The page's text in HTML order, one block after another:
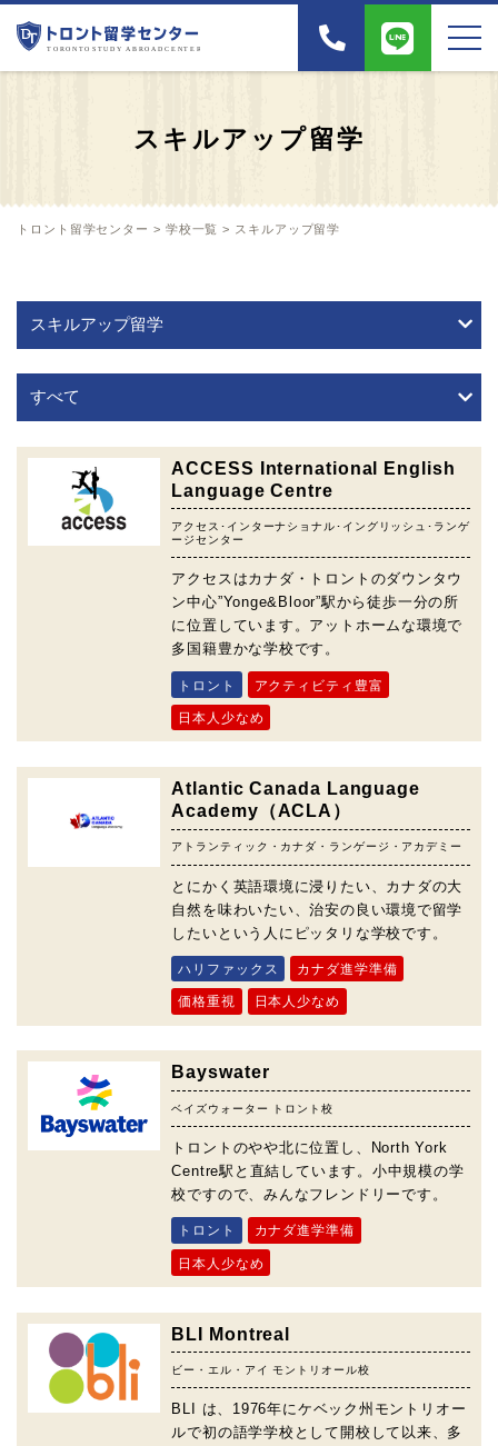
スキルアップ留学
トロント留学センター > 学校一覧 > スキルアップ留学
ACCESS International English
Language Centre
アクセス･インターナショナル･イングリッシュ･ランゲ
ージセンター
アクセスはカナダ・トロントのダウンタウ
ン中心”Yonge&Bloor”駅から徒歩一分の所
に位置しています。アットホームな環境で
多国籍豊かな学校です。
トロント アクティビティ豊富
日本人少なめ
Atlantic Canada Language
Academy（ACLA）
アトランティック・カナダ・ランゲージ・アカデミー
とにかく英語環境に浸りたい、カナダの大
自然を味わいたい、治安の良い環境で留学
したいという人にピッタリな学校です。
ハリファックス カナダ進学準備
価格重視 日本人少なめ
Bayswater
ベイズウォーター トロント校
トロントのやや北に位置し、North York
Centre駅と直結しています。小中規模の学
校ですので、みんなフレンドリーです。
トロント カナダ進学準備
日本人少なめ
BLI Montreal
ビー・エル・アイ モントリオール校
BLI は、1976年にケベック州モントリオー
ルで初の語学学校として開校して以来、多